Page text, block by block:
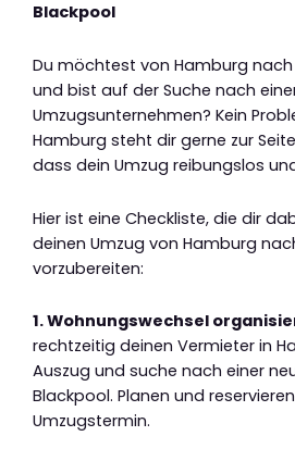
Blackpool
Du möchtest von Hamburg
und bist auf der Suche nach
Umzugsunternehmen? Kein
Hamburg steht dir gerne zur
dass dein Umzug reibungslos
Hier ist eine Checkliste, die dir
deinen Umzug von Hamburg
vorzubereiten:
1. Wohnungswechsel
rechtzeitig deinen Vermieter in
Auszug und suche nach einer
Blackpool. Planen und
Umzugstermin.